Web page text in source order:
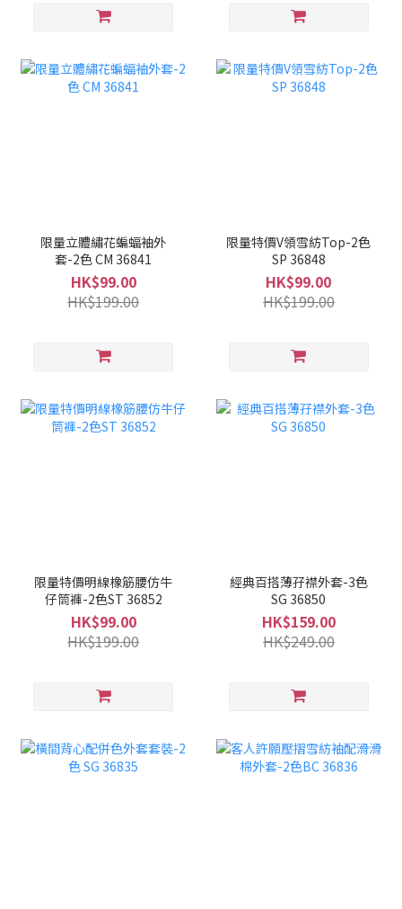
限量立體繡花蝙蝠袖外
套-2色 CM 36841
HK$99.00
HK$199.00
限量特價V領雪紡Top-2色
SP 36848
HK$99.00
HK$199.00
限量特價明線橡筋腰仿牛
仔筒褲-2色ST 36852
HK$99.00
HK$199.00
經典百搭薄孖襟外套-3色
SG 36850
HK$159.00
HK$249.00